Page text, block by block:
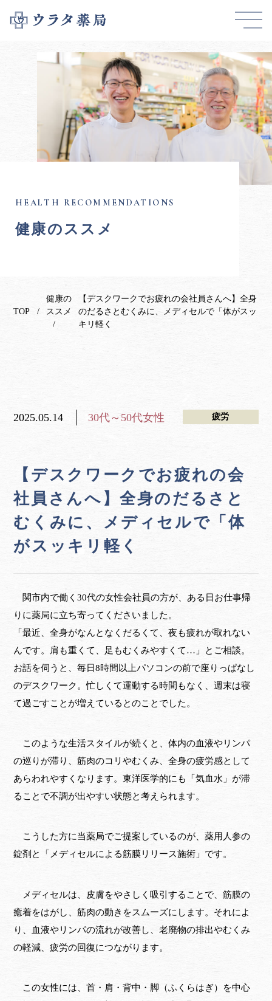
健康のススメ
TOP
健康の
ススメ
【デスクワークでお疲れの会社員さんへ】全身
のだるさとむくみに、メディセルで「体がスッ
キリ軽く
2025.05.14 30代～50代女性 疲労
【デスクワークでお疲れの会
社員さんへ】全身のだるさと
むくみに、メディセルで「体
がスッキリ軽く
関市内で働く30代の女性会社員の方が、ある日お仕事帰
りに薬局に立ち寄ってくださいました。
「最近、全身がなんとなくだるくて、夜も疲れが取れない
んです。肩も重くて、足もむくみやすくて…」とご相談。
お話を伺うと、毎日8時間以上パソコンの前で座りっぱなし
のデスクワーク。忙しくて運動する時間もなく、週末は寝
て過ごすことが増えているとのことでした。
このような生活スタイルが続くと、体内の血液やリンパ
の巡りが滞り、筋肉のコリやむくみ、全身の疲労感として
あらわれやすくなります。東洋医学的にも「気血水」が滞
ることで不調が出やすい状態と考えられます。
こうした方に当薬局でご提案しているのが、薬用人参の
錠剤と「メディセルによる筋膜リリース施術」です。
メディセルは、皮膚をやさしく吸引することで、筋膜の
癒着をはがし、筋肉の動きをスムーズにします。それによ
り、血液やリンパの流れが改善し、老廃物の排出やむくみ
の軽減、疲労の回復につながります。
この女性には、首・肩・背中・脚（ふくらはぎ）を中心